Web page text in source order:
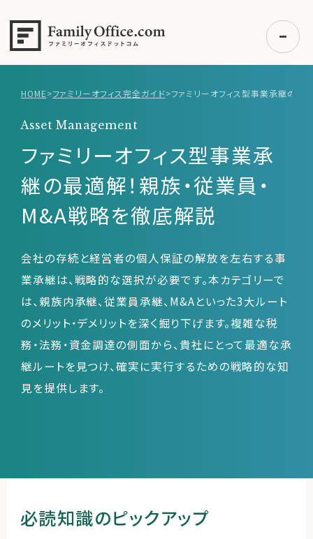
ご利用の流れ・プラン
事例紹介
エキスパート一覧
無料講座
利用者の声
無料ご相談 ログイン
運営会社
ファミリーオフィスとは
HOME>ファミリーオフィス完全ガイド>
Asset Management
ファミリーオフィス型事業承
継の最適解！親族・従業員・
M&A戦略を徹底解説
会社の存続と経営者の個人保証の解放を左右する事
業承継は、戦略的な選択が必要です。本カテゴリーで
は、親族内承継、従業員承継、M&Aといった3大ルート
のメリット・デメリットを深く掘り下げます。複雑な税
務・法務・資金調達の側面から、貴社にとって最適な承
継ルートを見つけ、確実に実行するための戦略的な知
見を提供します。
必読知識のピックアップ